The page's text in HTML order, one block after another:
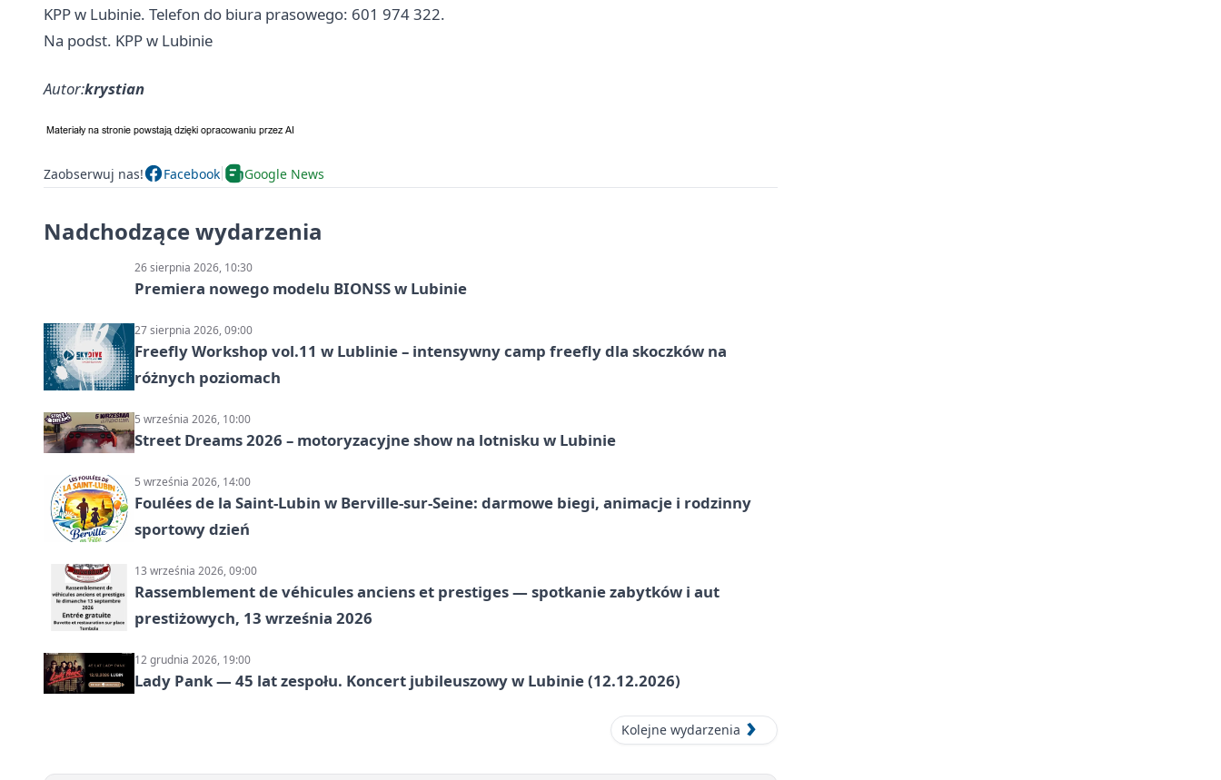
KPP w Lubinie. Telefon do biura prasowego: 601 974 322.
Na podst. KPP w Lubinie
Autor:krystian
Zaobserwuj nas! Facebook Google News
Nadchodzące wydarzenia
26 sierpnia 2026, 10:30
Premiera nowego modelu BIONSS w Lubinie
27 sierpnia 2026, 09:00
Freefly Workshop vol.11 w Lublinie – intensywny camp freefly dla skoczków na
różnych poziomach
5 września 2026, 10:00
Street Dreams 2026 – motoryzacyjne show na lotnisku w Lubinie
5 września 2026, 14:00
Foulées de la Saint-Lubin w Berville-sur-Seine: darmowe biegi, animacje i rodzinny
sportowy dzień
13 września 2026, 09:00
Rassemblement de véhicules anciens et prestiges — spotkanie zabytków i aut
prestiżowych, 13 września 2026
12 grudnia 2026, 19:00
Lady Pank — 45 lat zespołu. Koncert jubileuszowy w Lubinie (12.12.2026)
Kolejne wydarzenia